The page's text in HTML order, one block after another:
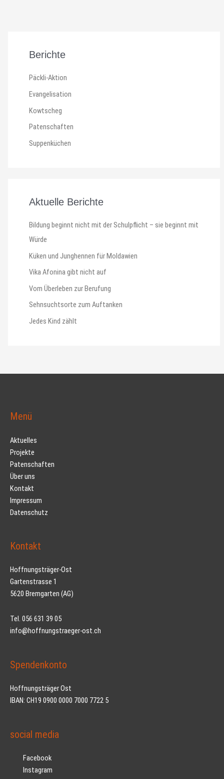
Berichte
Päckli-Aktion
Evangelisation
Kowtscheg
Patenschaften
Suppenküchen
Aktuelle Berichte
Bildung beginnt nicht mit der Schulpflicht – sie beginnt mit
Würde
Küken und Junghennen für Moldawien
Vika Afonina gibt nicht auf
Vom Überleben zur Berufung
Sehnsuchtsorte zum Auftanken
Jedes Kind zählt
Menü
Aktuelles
Projekte
Patenschaften
Über uns
Kontakt
Impressum
Datenschutz
Kontakt
Hoffnungsträger-Ost
Gartenstrasse 1
5620 Bremgarten (AG)
Tel. 056 631 39 05
info@hoffnungstraeger-ost.ch
Spendenkonto
Hoffnungsträger Ost
IBAN: CH19 0900 0000 7000 7722 5
social media
Facebook
Instagram